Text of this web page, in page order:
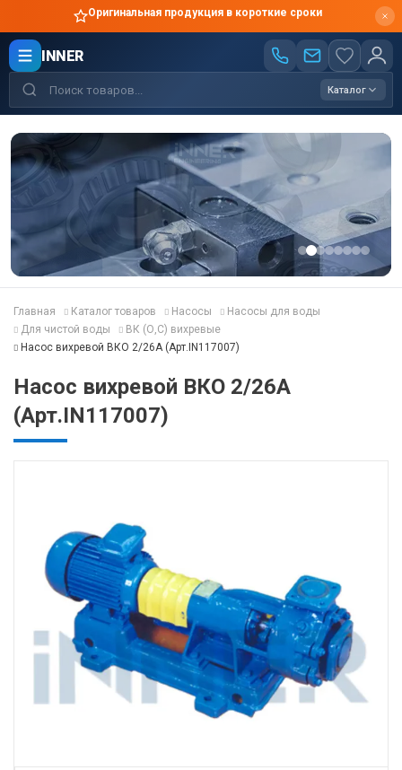
Оригинальная продукция в короткие сроки
INNER
Каталог
Главная Каталог товаров Насосы
Насосы для воды
Для чистой воды
ВК (О,С) вихревые
Насос вихревой ВКО 2/26А (Арт.IN117007)
Насос вихревой ВКО 2/26А
(Арт.IN117007)